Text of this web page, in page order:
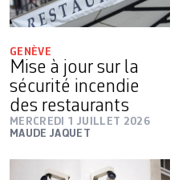
GENÈVE
Mise à jour sur la
sécurité incendie
des restaurants
MERCREDI 1 JUILLET 2026
MAUDE JAQUET